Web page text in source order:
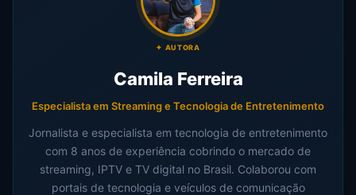
✦ AUTORA
Camila Ferreira
Especialista em Streaming e Tecnologia de Entretenimento
Jornalista e especialista em tecnologia de entretenimento
com 8 anos de experiência cobrindo o mercado de
streaming, IPTV e TV digital no Brasil. Colaborou com
portais de tecnologia e veículos de comunicação